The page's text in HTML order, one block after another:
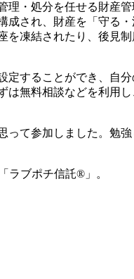
・処分を任せる財産
され、財産を「守る
凍結されたり、後見
することができ、自
無料相談などを利用
て参加しました。勉
ラブポチ信託®」。